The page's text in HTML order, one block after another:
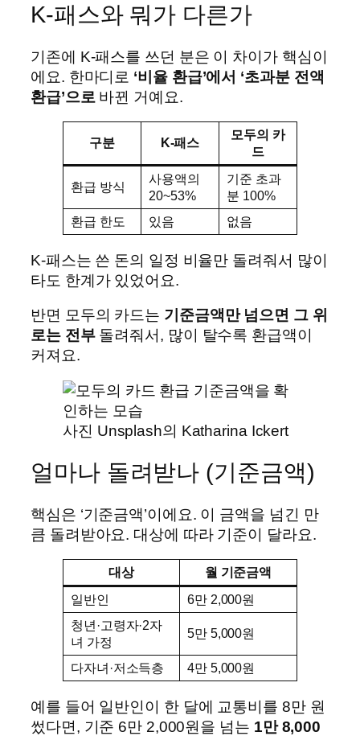
K-패스와 뭐가 다른가
기존에 K-패스를 쓰던 분은 이 차이가 핵심이
에요. 한마디로 ‘비율 환급’에서 ‘초과분 전액
환급’으로바뀐 거예요.
구분 K-패스
모두의 카
드
환급 방식
사용액의
20~53%
기준 초과
분 100%
환급 한도
있음 없음
K-패스는 쓴 돈의 일정 비율만 돌려줘서 많이
타도 한계가 있었어요.
반면 모두의 카드는 기준금액만 넘으면 그 위
로는 전부돌려줘서, 많이 탈수록 환급액이
커져요.
사진 Unsplash의 Katharina Ickert
얼마나 돌려받나 (기준금액)
핵심은 ‘기준금액’이에요. 이 금액을 넘긴 만
큼 돌려받아요. 대상에 따라 기준이 달라요.
대상
월 기준금액
일반인
6만 2,000원
청년·고령자·2자
녀 가정
5만 5,000원
다자녀·저소득층 4만 5,000원
예를 들어 일반인이 한 달에 교통비를 8만 원
썼다면, 기준 6만 2,000원을 넘는 1만 8,000